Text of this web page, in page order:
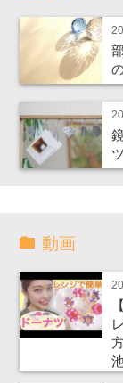
ツ
動画